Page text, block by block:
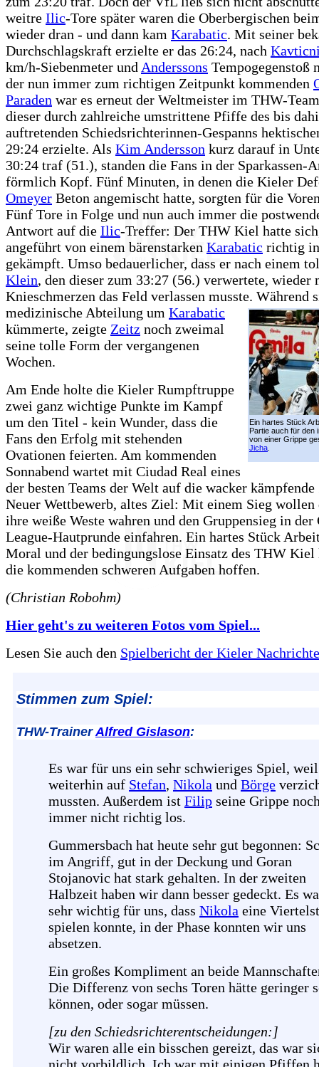
weitre Ilic-Tore später waren die Oberbergischen
wieder dran - und dann kam Karabatic. Mit seiner
Durchschlagskraft erzielte er das 26:24, nach
km/h-Siebenmeter und Anderssons Tempogegenstoß
der nun immer zum richtigen Zeitpunkt kommenden
Paraden war es erneut der Weltmeister im THW-
dieser durch zahlreiche umstrittene Pfiffe des bis
auftretenden Schiedsrichterinnen-Gespanns
29:24 erzielte. Als Kim Andersson kurz darauf in
30:24 traf (51.), standen die Fans in der Sparkassen-
förmlich Kopf. Fünf Minuten, in denen die Kieler
Omeyer Beton angemischt hatte, sorgten für die
Fünf Tore in Folge und nun auch immer die
Antwort auf die Ilic-Treffer: Der THW Kiel hatte
angeführt von einem bärenstarken Karabatic richtig
gekämpft. Umso bedauerlicher, dass er nach einem
Klein, den dieser zum 33:27 (56.) verwertete, wieder
Knieschmerzen das Feld verlassen musste.
Ein hartes Stück
Partie auch für den
von einer Grippe
Jicha
Während
medizinische Abteilung um Karabatic
kümmerte, zeigte Zeitz noch zweimal
seine tolle Form der vergangenen
Wochen.
Am Ende holte die Kieler Rumpftruppe
zwei ganz wichtige Punkte im Kampf
um den Titel - kein Wunder, dass die
Fans den Erfolg mit stehenden
Ovationen feierten. Am kommenden
Sonnabend wartet mit Ciudad Real eines
der besten Teams der Welt auf die wacker kämpfende
Neuer Wettbewerb, altes Ziel: Mit einem Sieg wollen
ihre weiße Weste wahren und den Gruppensieg in der
League-Hautprunde einfahren. Ein hartes Stück
Moral und der bedingungslose Einsatz des THW Kiel
die kommenden schweren Aufgaben hoffen.
(Christian Robohm)
Hier geht's zu weiteren Fotos vom Spiel...
Lesen Sie auch den Spielbericht der Kieler
Stimmen zum Spiel:
THW-TrainerAlfred Gislason:
Es war für uns ein sehr schwieriges Spiel,
weiterhin auf Stefan, Nikola und Börge
mussten. Außerdem ist Filip seine Grippe
immer nicht richtig los.
Gummersbach hat heute sehr gut begonnen:
im Angriff, gut in der Deckung und Goran
Stojanovic hat stark gehalten. In der zweiten
Halbzeit haben wir dann besser gedeckt. Es
sehr wichtig für uns, dass Nikola eine
spielen konnte, in der Phase konnten wir uns
absetzen.
Ein großes Kompliment an beide
Die Differenz von sechs Toren hätte geringer
können, oder sogar müssen.
[zu den Schiedsrichterentscheidungen:]
Wir waren alle ein bisschen gereizt, das war